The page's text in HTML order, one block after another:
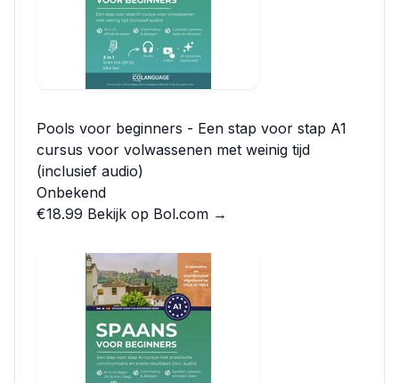
Pools voor beginners - Een stap voor stap A1
cursus voor volwassenen met weinig tijd
(inclusief audio)
Onbekend
€18.99 Bekijk op Bol.com →